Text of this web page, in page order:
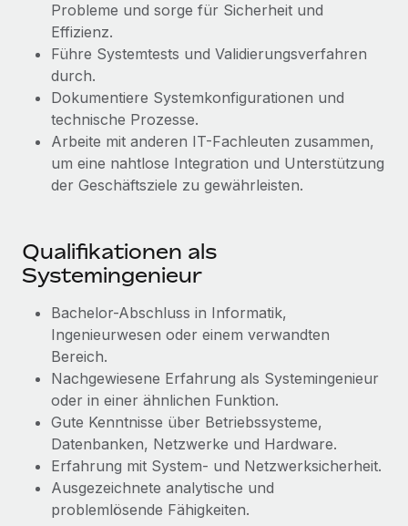
Wie Phiture 55 Mitarbeiter:innen in 19 Ländern
mit Remote verwaltet
Phiture ist der unumstrittene Marktführer im Bereich der
Wachstumsberatung für mobile Apps. Das...
Mehr erfahren
Probleme und sorge für Sicherheit und
Effizienz.
Führe Systemtests und Validierungsverfahren
durch.
Dokumentiere Systemkonfigurationen und
technische Prozesse.
Arbeite mit anderen IT-Fachleuten zusammen,
um eine nahtlose Integration und Unterstützung
der Geschäftsziele zu gewährleisten.
Qualifikationen als
Systemingenieur
Bachelor-Abschluss in Informatik,
Ingenieurwesen oder einem verwandten
Bereich.
Nachgewiesene Erfahrung als Systemingenieur
oder in einer ähnlichen Funktion.
Gute Kenntnisse über Betriebssysteme,
Datenbanken, Netzwerke und Hardware.
Erfahrung mit System- und Netzwerksicherheit.
Ausgezeichnete analytische und
problemlösende Fähigkeiten.